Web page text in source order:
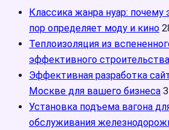
Классика жанра нуар: почему
пор определяет моду и кино
Теплоизоляция из
эффективного строительства
Эффективная разработка
Москве для вашего бизнеса
Установка подъема вагона
обслуживания